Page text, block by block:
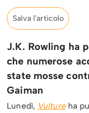
Salva l'articolo
J.K. Rowling ha
che numerose
state mosse
Gaiman
Lunedì, Vultureha